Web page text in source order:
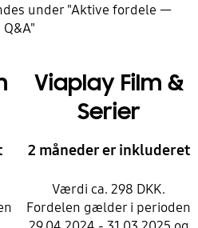
under "Aktive fordele —
Q&A"
Viaplay Film &
Serier
2 måneder er inkluderet
Værdi ca. 298 DKK.
Fordelen gælder i perioden